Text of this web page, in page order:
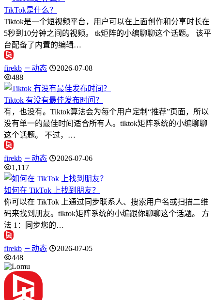
TikTok是什么？
Tiktok是一个短视频平台，用户可以在上面创作和分享时长在
5秒到10分钟之间的视频。 tk矩阵的小编聊聊这个话题。 该平
台配备了内置的编辑…
firekb 动态
2026-07-08
488
Tiktok 有没有最佳发布时间？
有，也没有。Tiktok算法会为每个用户定制“推荐”页面，所以
没有单一的最佳时间适合所有人。tiktok矩阵系统的小编聊聊
这个话题。 不过，…
firekb 动态
2026-07-06
1,117
如何在 TikTok 上找到朋友？
你可以在 TikTok 上通过同步联系人、搜索用户名或扫描二维
码来找到朋友。tiktok矩阵系统的小编跟你聊聊这个话题。 方
法 1：同步您的…
firekb 动态
2026-07-05
448